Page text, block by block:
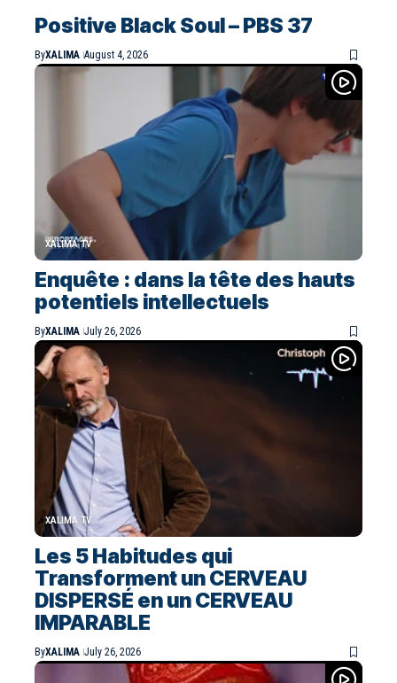
Positive Black Soul – PBS 37
ByXALIMA August 4, 2026
XALIMA TV
Enquête : dans la tête des hauts
potentiels intellectuels
ByXALIMA July 26, 2026
XALIMA TV
Les 5 Habitudes qui
Transforment un CERVEAU
DISPERSÉ en un CERVEAU
IMPARABLE
ByXALIMA July 26, 2026